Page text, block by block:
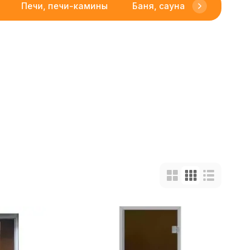
Печи, печи-камины Баня, сауна